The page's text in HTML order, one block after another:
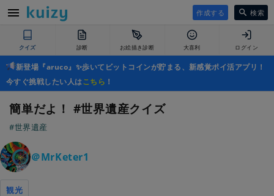
作成する 検索
クイズ 診断 お絵描き診断 大喜利 ログイン
新登場『aruco』✨歩いてビットコインが貯まる、新感覚ポイ活アプリ！
今すぐ挑戦したい人はこちら ！
簡単だよ！ #世界遺産クイズ
#世界遺産
＠MrKeter1
観光